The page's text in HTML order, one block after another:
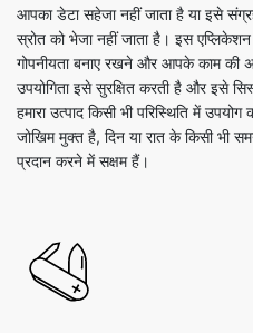
आपका डेटा सहेजा नहीं जाता है या इसे
स्रोत को भेजा नहीं जाता है। इस
गोपनीयता बनाए रखने और आपके काम की
उपयोगिता इसे सुरक्षित करती है और इसे
हमारा उत्पाद किसी भी परिस्थिति में
जोखिम मुक्त है, दिन या रात के किसी भी
प्रदान करने में सक्षम हैं।